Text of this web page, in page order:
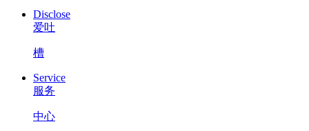
Disclose
爱吐
槽
Service
服务
中心